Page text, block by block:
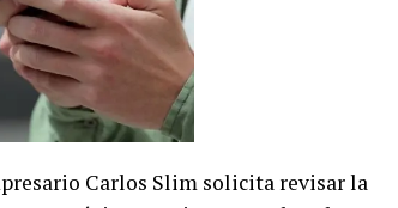
Carlos Slim solicita revisar la